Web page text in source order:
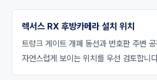
렉서스 RX 후방카메라 설치 위치
트렁크 게이트 개폐 동선과 번호판 주변
자연스럽게 보이는 위치를 우선 검토합니